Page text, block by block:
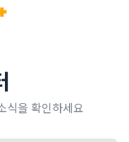
식을 확인하세요